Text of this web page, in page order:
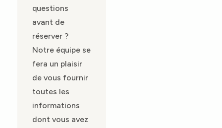
questions
avant de
réserver ?
Notre équipe se
fera un plaisir
de vous fournir
toutes les
informations
dont vous avez